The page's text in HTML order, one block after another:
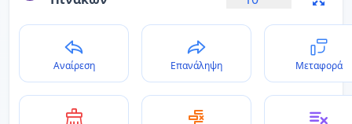
Αναίρεση Επανάληψη Μεταφορά